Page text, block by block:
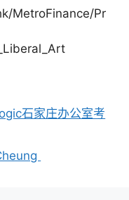
MetroFinance/Pr
石家庄办公室考